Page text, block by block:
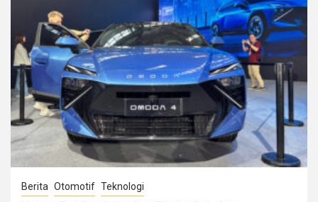
Berita Otomotif Teknologi